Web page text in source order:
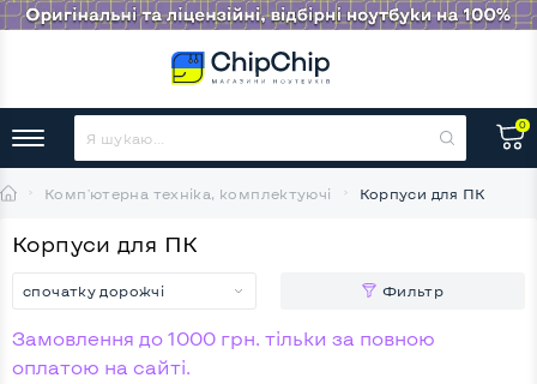
0
Комп'ютерна техніка, комплектуючі Корпуси для ПК
Корпуси для ПК
спочатку дорожчі Фильтр
Замовлення до 1000 грн. тільки за повною
оплатою на сайті.